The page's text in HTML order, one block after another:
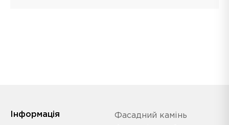
Iнформація
Фасадний камінь